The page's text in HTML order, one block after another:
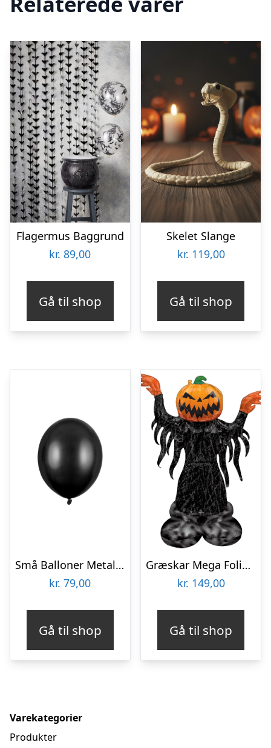
Flagermus Baggrund
kr. 89,00
Gå til shop
Skelet Slange
kr. 119,00
Gå til shop
Små Balloner Metallic Black
kr. 79,00
Gå til shop
Græskar Mega Folieballon
kr. 149,00
Gå til shop
Varekategorier
Produkter